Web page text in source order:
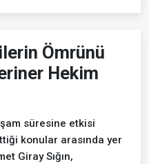
Ömrünü
Hekim
süresine etkisi
konular arasında yer
Giray Sığın,